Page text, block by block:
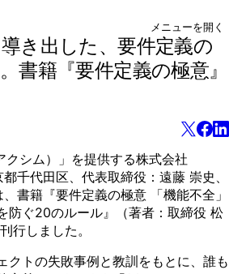
メニューを開く
き出した、要件定義の
書籍『要件定義の極意』
シム）」を提供する株式会社
千代田区、代表取締役：遠藤 崇史、
書籍『要件定義の極意 「機能不全」
防ぐ20のルール』（著者：取締役 松
行しました。
クトの失敗事例と教訓をもとに、誰も